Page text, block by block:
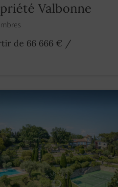
Valbonne
de 66 666 € /